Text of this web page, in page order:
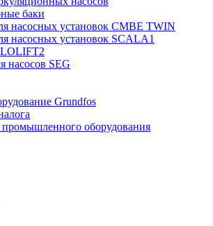
баки
насосных установок CMBE TWIN
насосных установок SCALA1
насосов SEG
Grundfos
промышленного оборудования